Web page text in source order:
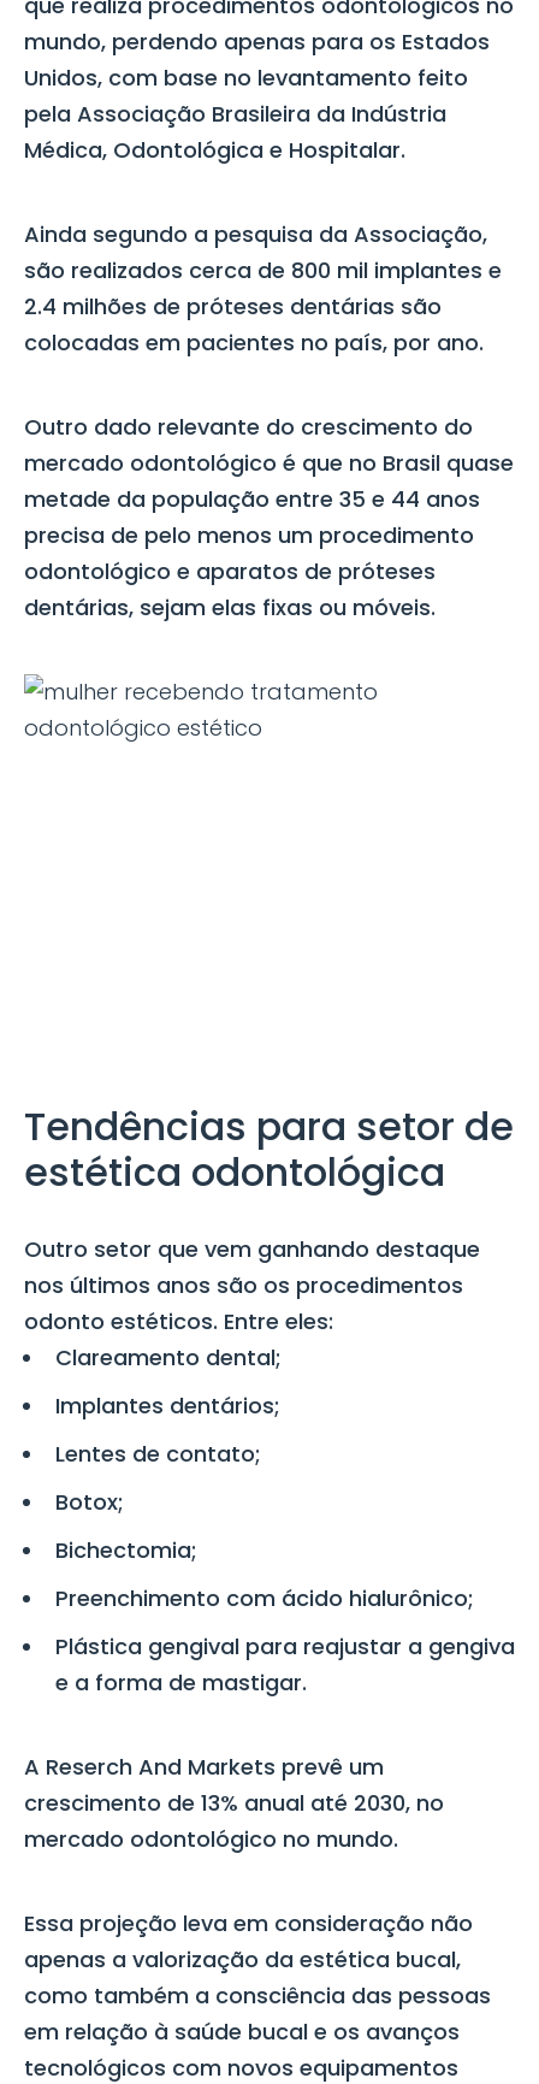
mundo, perdendo apenas para os Estados
Unidos, com base no levantamento feito
pela Associação Brasileira da Indústria
Médica, Odontológica e Hospitalar.
Ainda segundo a pesquisa da Associação,
são realizados cerca de 800 mil implantes e
2.4 milhões de próteses dentárias são
colocadas em pacientes no país, por ano.
Outro dado relevante do crescimento do
mercado odontológico é que no Brasil quase
metade da população entre 35 e 44 anos
precisa de pelo menos um procedimento
odontológico e aparatos de próteses
dentárias, sejam elas fixas ou móveis.
Tendências para setor de
estética odontológica
Outro setor que vem ganhando destaque
nos últimos anos são os procedimentos
odonto estéticos. Entre eles:
Clareamento dental;
Implantes dentários;
Lentes de contato;
Botox;
Bichectomia;
Preenchimento com ácido hialurônico;
Plástica gengival para reajustar a gengiva
e a forma de mastigar.
A Reserch And Markets prevê um
crescimento de 13% anual até 2030, no
mercado odontológico no mundo.
Essa projeção leva em consideração não
apenas a valorização da estética bucal,
como também a consciência das pessoas
em relação à saúde bucal e os avanços
tecnológicos com novos equipamentos